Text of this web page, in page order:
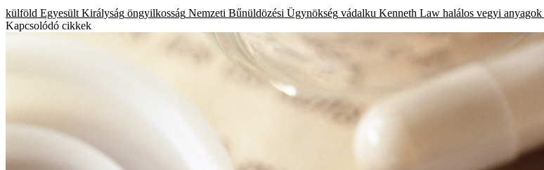
külföld Egyesült Királyság öngyilkosság Nemzeti Bűnüldözési Ügynökség vádalku Kenneth Law halálos vegyi anyagok
Kapcsolódó cikkek